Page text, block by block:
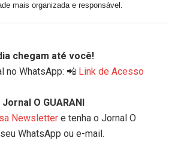
mais organizada e responsável.
chegam até você!
no WhatsApp: 📲 Link de Acesso
O GUARANI
Newsletter e tenha o Jornal O
WhatsApp ou e-mail.